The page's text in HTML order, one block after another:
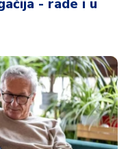
- rade i u